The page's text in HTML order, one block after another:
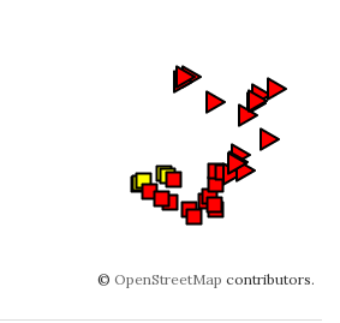
© OpenStreetMap contributors.